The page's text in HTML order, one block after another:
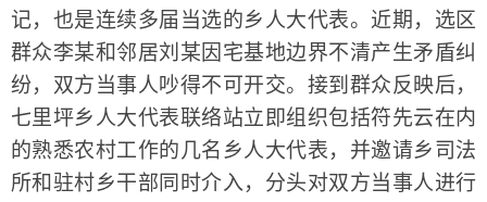
记，也是连续多届当选的乡人大代表。近期，选区
群众李某和邻居刘某因宅基地边界不清产生矛盾纠
纷，双方当事人吵得不可开交。接到群众反映后，
七里坪乡人大代表联络站立即组织包括符先云在内
的熟悉农村工作的几名乡人大代表，并邀请乡司法
所和驻村乡干部同时介入，分头对双方当事人进行